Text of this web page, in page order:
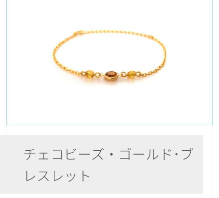
チェコビーズ・ゴールド･ブ
レスレット